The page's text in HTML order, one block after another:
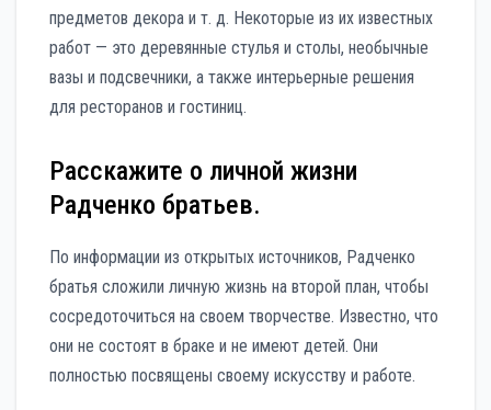
предметов декора и т. д. Некоторые из их известных
работ — это деревянные стулья и столы, необычные
вазы и подсвечники, а также интерьерные решения
для ресторанов и гостиниц.
Расскажите о личной жизни
Радченко братьев.
По информации из открытых источников, Радченко
братья сложили личную жизнь на второй план, чтобы
сосредоточиться на своем творчестве. Известно, что
они не состоят в браке и не имеют детей. Они
полностью посвящены своему искусству и работе.